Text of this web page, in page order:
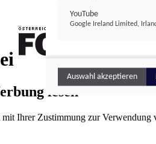
FONDS
lesen
Ihrer Zustimmung zur Verwendung
YouTube
Google Ireland Limited,
Auswahl akzeptieren